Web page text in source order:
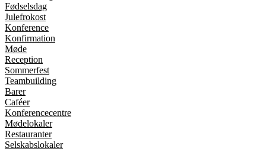
Fødselsdag
Julefrokost
Konference
Konfirmation
Møde
Reception
Sommerfest
Teambuilding
Barer
Caféer
Konferencecentre
Mødelokaler
Restauranter
Selskabslokaler